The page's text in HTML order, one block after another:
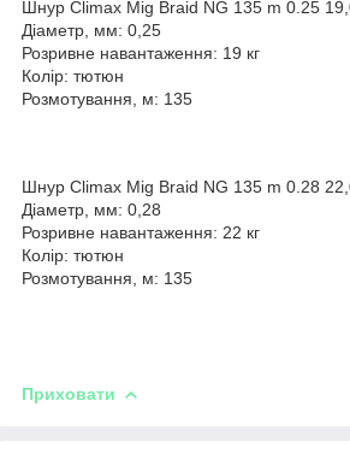
Шнур Climax Mig Braid NG 135 m 0.25
Діаметр, мм: 0,25
Розривне навантаження: 19 кг
Колір: тютюн
Розмотування, м: 135
Шнур Climax Mig Braid NG 135 m 0.28
Діаметр, мм: 0,28
Розривне навантаження: 22 кг
Колір: тютюн
Розмотування, м: 135
Приховати